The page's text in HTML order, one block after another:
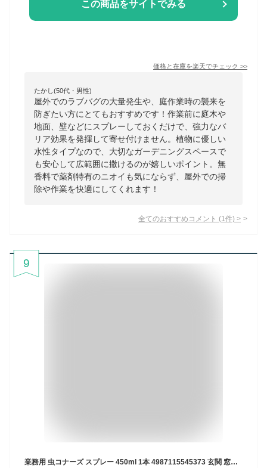
この商品をサイトでみる
価格と在庫を楽天でチェック >>
たかし(50代・男性)
屋外でのラブバグの大量発生や、庭作業時の襲来を
防ぎたい方にとてもおすすめです！作業前に庭木や
地面、壁などにスプレーしておくだけで、強力なバ
リア効果を発揮して寄せ付けません。植物に優しい
水性タイプなので、大切なガーデニングスペースで
も安心して広範囲に撒けるのが嬉しいポイント。無
香料で薬剤特有のニオイも気にならず、屋外での掃
除や作業を快適にしてくれます！
全てのおすすめコメント (1 件) >
9
業務用 虫コナーズ スプレー 450ml 1本 4987115545373 玄関 窓用 忌避剤 防虫剤 速乾 金鳥 防虫スプレー 窓 プロ仕様 防虫 グッズ 撃退 害虫対策 カメムシ 蜘蛛 クモ くも か カ 蚊 ユスリカ 対策